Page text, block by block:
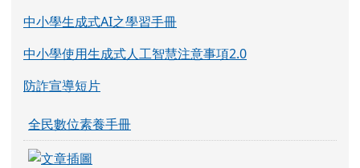
中小學生成式AI之學習手冊
中小學使用生成式人工智慧注意事項2.0
防詐宣導短片
全民數位素養手冊